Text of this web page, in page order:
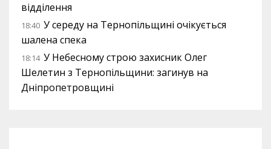
відділення
18:40 У середу на Тернопільщині очікується
шалена спека
18:14 У Небесному строю захисник Олег
Шелетин з Тернопільщини: загинув на
Дніпропетровщині